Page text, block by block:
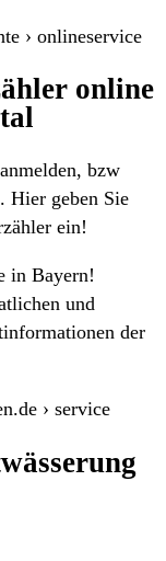
› onlineservice
online
bzw
Hier geben Sie
ein!
in Bayern!
und
der
› service